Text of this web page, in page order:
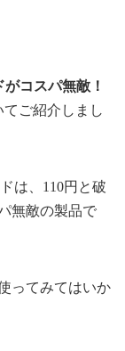
コスパ無敵！
てご紹介しまし
は、110円と破
無敵の製品で
ってみてはいか